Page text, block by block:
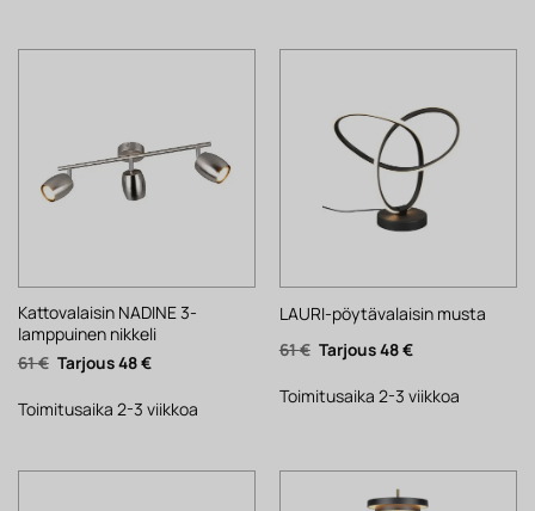
Kattovalaisin NADINE 3-
lamppuinen nikkeli
61€ Alkuperäinen
hinta
61 €.
48€Nykyinen
48 €.
Toimitusaika 2-3 viikkoa
LAURI-pöytävalaisin musta
61€ Alkuperäinen
hinta
61 €.
48€Nykyinen
48 €.
Toimitusaika 2-3 viikkoa